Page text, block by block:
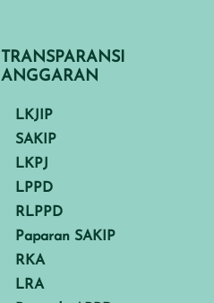
TRANSPARANSI
ANGGARAN
LKJIP
SAKIP
LKPJ
LPPD
RLPPD
Paparan SAKIP
RKA
LRA